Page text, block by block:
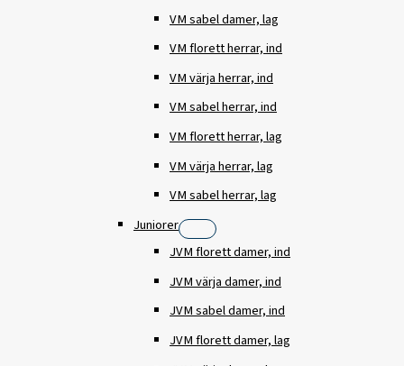
VM sabel damer, lag
VM florett herrar, ind
VM värja herrar, ind
VM sabel herrar, ind
VM florett herrar, lag
VM värja herrar, lag
VM sabel herrar, lag
Juniorer
JVM florett damer, ind
JVM värja damer, ind
JVM sabel damer, ind
JVM florett damer, lag